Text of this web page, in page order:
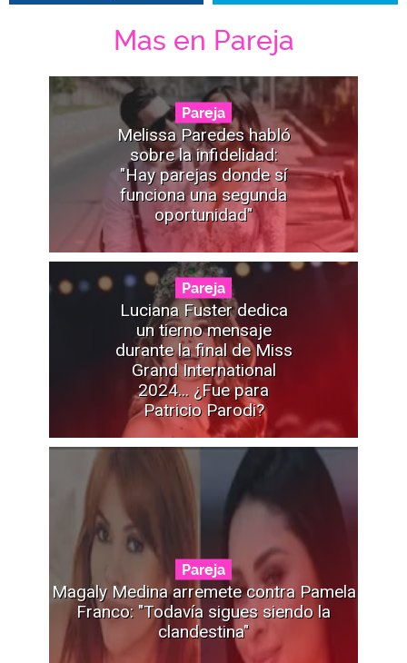
Mas en Pareja
Pareja
Melissa Paredes habló
sobre la infidelidad:
"Hay parejas donde sí
funciona una segunda
oportunidad"
Pareja
Luciana Fuster dedica
un tierno mensaje
durante la final de Miss
Grand International
2024... ¿Fue para
Patricio Parodi?
Pareja
Magaly Medina arremete contra Pamela
Franco: "Todavía sigues siendo la
clandestina"